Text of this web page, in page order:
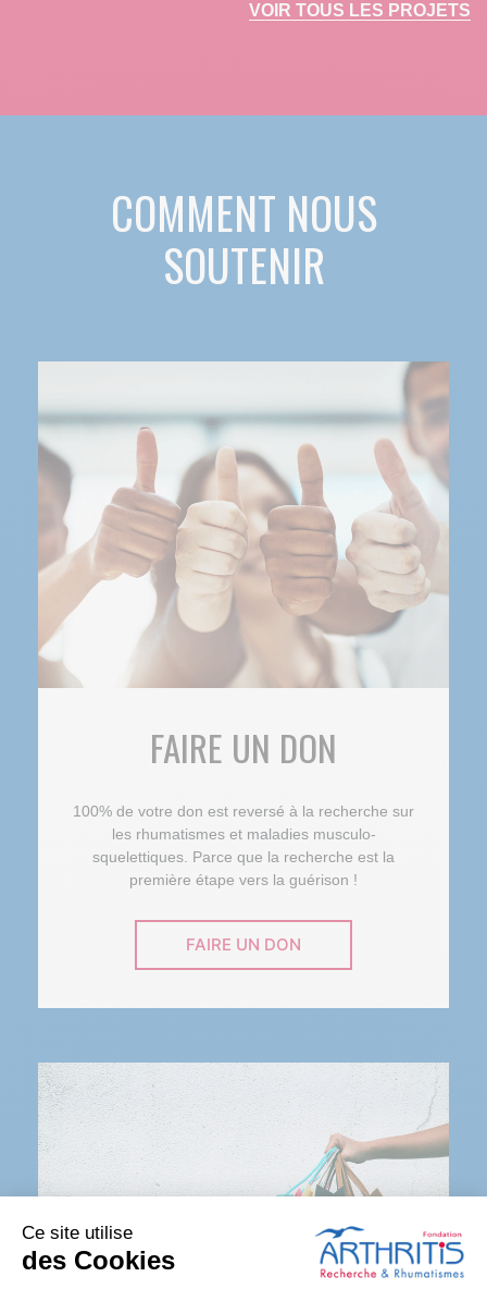
Ce site utilise
des Cookies
VOIR TOUS LES PROJETS
COMMENT NOUS
SOUTENIR
FAIRE UN DON
100% de votre don est reversé à la recherche sur
les rhumatismes et maladies musculo-
squelettiques. Parce que la recherche est la
première étape vers la guérison !
FAIRE UN DON